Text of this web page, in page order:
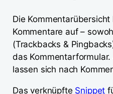
Die
Kommentare auf –
(Trackbacks &
das
lassen sich nach
Das verknüpfte Snippet